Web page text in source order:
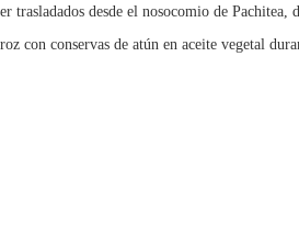
desde el nosocomio de
con conservas de atún en aceite vegetal